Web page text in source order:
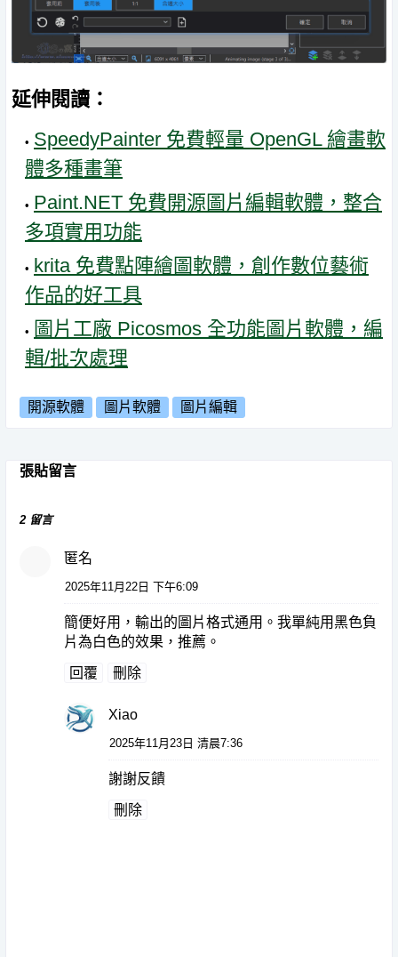
延伸閱讀：
SpeedyPainter 免費輕量 OpenGL 繪畫軟
體多種畫筆
Paint.NET 免費開源圖片編輯軟體，整合
多項實用功能
krita 免費點陣繪圖軟體，創作數位藝術
作品的好工具
圖片工廠 Picosmos 全功能圖片軟體，編
輯/批次處理
開源軟體 圖片軟體 圖片編輯
張貼留言
2 留言
匿名
2025年11月22日 下午6:09
簡便好用，輸出的圖片格式通用。我單純用黑色負
片為白色的效果，推薦。
回覆 刪除
Xiao
2025年11月23日 清晨7:36
謝謝反饋
刪除